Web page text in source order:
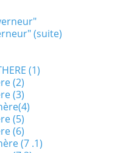
(suite)
(1)
(2)
(3)
(5)
(6)
(7 .1)